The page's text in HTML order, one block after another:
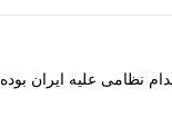
نظامی علیه ایران بوده